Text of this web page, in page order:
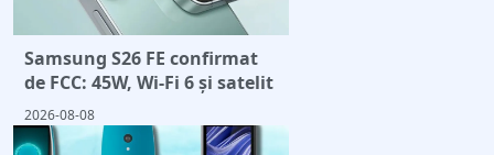
Samsung S26 FE confirmat
de FCC: 45W, Wi-Fi 6 și satelit
2026-08-08